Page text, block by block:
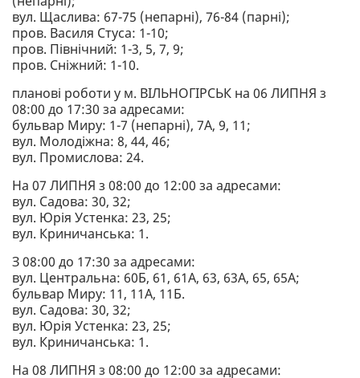
вул. Щаслива: 67-75 (непарні), 76-84 (парні);
пров. Василя Стуса: 1-10;
пров. Північний: 1-3, 5, 7, 9;
пров. Сніжний: 1-10.
планові роботи у м. ВІЛЬНОГІРСЬК на 06 ЛИПНЯ з
08:00 до 17:30 за адресами:
бульвар Миру: 1-7 (непарні), 7А, 9, 11;
вул. Молодіжна: 8, 44, 46;
вул. Промислова: 24.
На 07 ЛИПНЯ з 08:00 до 12:00 за адресами:
вул. Садова: 30, 32;
вул. Юрія Устенка: 23, 25;
вул. Криничанська: 1.
З 08:00 до 17:30 за адресами:
вул. Центральна: 60Б, 61, 61А, 63, 63А, 65, 65А;
бульвар Миру: 11, 11А, 11Б.
вул. Садова: 30, 32;
вул. Юрія Устенка: 23, 25;
вул. Криничанська: 1.
На 08 ЛИПНЯ з 08:00 до 12:00 за адресами: